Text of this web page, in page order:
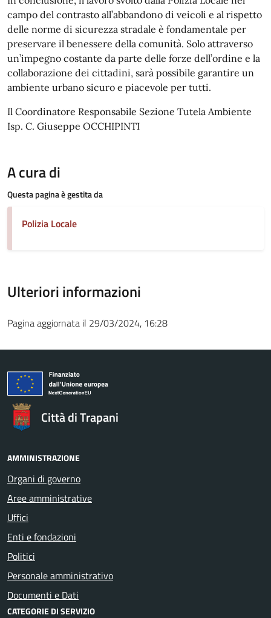
campo del contrasto all’abbandono di veicoli e al rispetto
delle norme di sicurezza stradale è fondamentale per
preservare il benessere della comunità. Solo attraverso
un’impegno costante da parte delle forze dell’ordine e la
collaborazione dei cittadini, sarà possibile garantire un
ambiente urbano sicuro e piacevole per tutti.
Il Coordinatore Responsabile Sezione Tutela Ambiente
Isp. C. Giuseppe OCCHIPINTI
A cura di
Questa pagina è gestita da
Polizia Locale
Ulteriori informazioni
Pagina aggiornata il 29/03/2024, 16:28
Città di Trapani
AMMINISTRAZIONE
Organi di governo
Aree amministrative
Uffici
Enti e fondazioni
Politici
Personale amministrativo
Documenti e Dati
CATEGORIE DI SERVIZIO